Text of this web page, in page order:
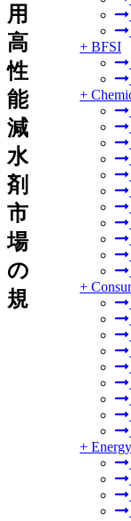
+ BFSI
+
+
+
用
高
性
能
減
水
剤
市
場
の
規